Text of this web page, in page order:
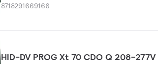
8718291669166
HID-DV PROG Xt 70 CDO Q 208-277V